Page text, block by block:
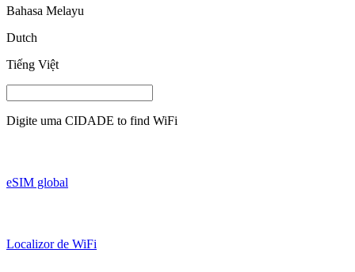
Bahasa Melayu
Dutch
Tiếng Việt
Digite uma CIDADE to find WiFi
eSIM global
Localizor de WiFi